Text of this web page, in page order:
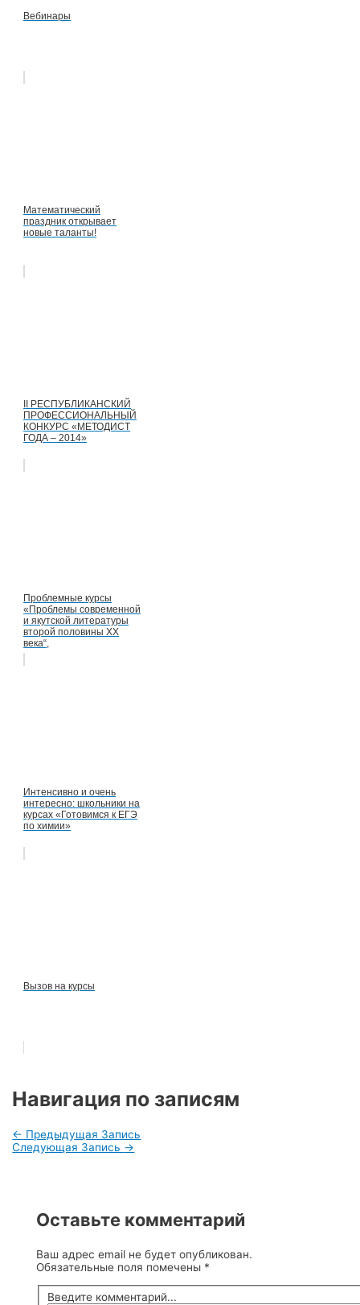
Вебинары
Математический
праздник открывает
новые таланты!
II РЕСПУБЛИКАНСКИЙ
ПРОФЕССИОНАЛЬНЫЙ
КОНКУРС «МЕТОДИСТ
ГОДА – 2014»
Проблемные курсы
«Проблемы современной
и якутской литературы
второй половины ХХ
века“,
Интенсивно и очень
интересно: школьники на
курсах «Готовимся к ЕГЭ
по химии»
Вызов на курсы
Навигация по записям
← Предыдущая Запись
Следующая Запись →
Оставьте комментарий
Ваш адрес email не будет опубликован.
Обязательные поля помечены *
Введите комментарий...